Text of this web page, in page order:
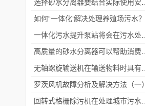
如何“一体化‘解决处理养殖场污水？
罗茨风机故障分析及解决方法（一）